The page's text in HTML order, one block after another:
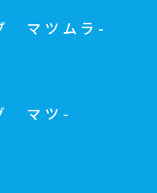
マツムラ
マツ